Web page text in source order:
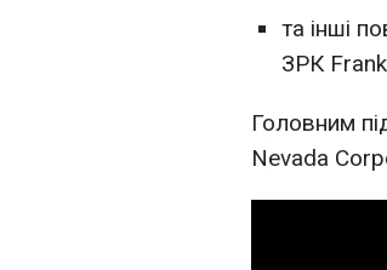
та інші
ЗРК
Головним
Nevada